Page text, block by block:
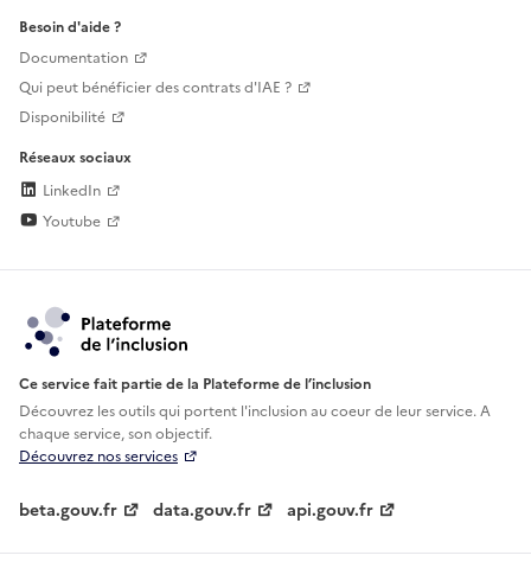
Besoin d'aide ?
Documentation
Qui peut bénéficier des contrats d'IAE ?
Disponibilité
Réseaux sociaux
LinkedIn
Youtube
Ce service fait partie de la Plateforme de l’inclusion
Découvrez les outils qui portent l'inclusion aucoeur de leur service. A
chaque service, son objectif.
Découvrez nos services
beta.gouv.fr data.gouv.fr api.gouv.fr